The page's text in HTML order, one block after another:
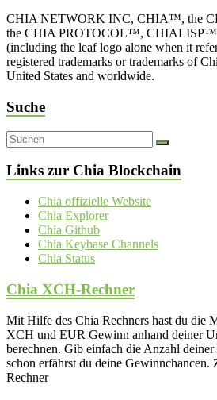
CHIA NETWORK INC, CHIA™, the
the CHIA PROTOCOL™, CHIALISP™
(including the leaf logo alone when it
registered trademarks or trademarks of
United States and worldwide.
Suche
Links zur Chia Blockchain
Chia offizielle Website
Chia Explorer
Chia Github
Chia Keybase Channels
Chia Status
Chia XCH-Rechner
Mit Hilfe des Chia Rechners hast du die
XCH und EUR Gewinn anhand deiner
berechnen. Gib einfach die Anzahl
schon erfährst du deine Gewinnchancen.
Rechner